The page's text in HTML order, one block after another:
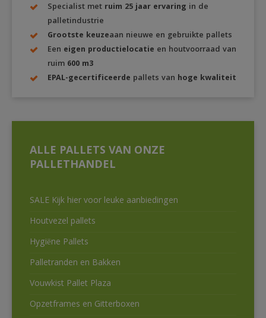
Specialist met ruim 25 jaar ervaring in de
palletindustrie
Grootste keuzeaan nieuwe en gebruikte pallets
Een eigen productielocatie en houtvoorraad van
ruim 600 m3
EPAL-gecertificeerde pallets van hoge kwaliteit
ALLE PALLETS VAN ONZE
PALLETHANDEL
SALE Kijk hier voor leuke aanbiedingen
Houtvezel pallets
Hygiëne Pallets
Palletranden en Bakken
Vouwkist Pallet Plaza
Opzetframes en Gitterboxen